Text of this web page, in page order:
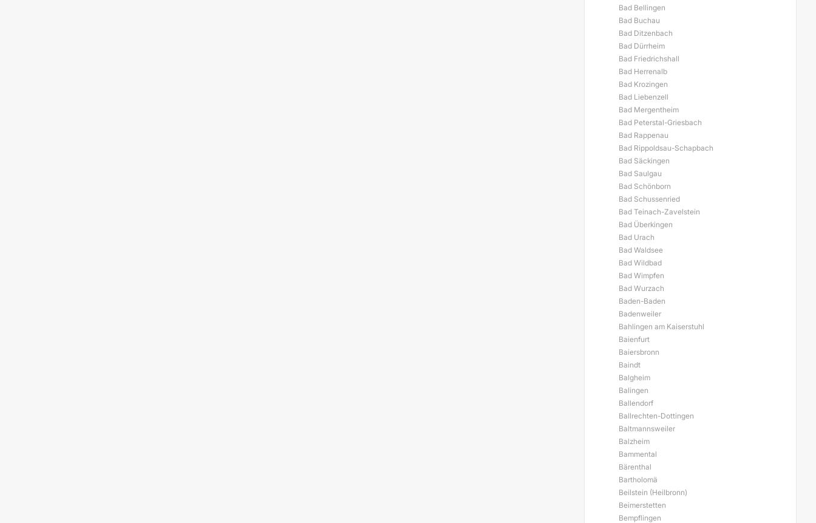
Bad Bellingen
Bad Buchau
Bad Ditzenbach
Bad Dürrheim
Bad Friedrichshall
Bad Herrenalb
Bad Krozingen
Bad Liebenzell
Bad Mergentheim
Bad Peterstal-Griesbach
Bad Rappenau
Bad Rippoldsau-Schapbach
Bad Säckingen
Bad Saulgau
Bad Schönborn
Bad Schussenried
Bad Teinach-Zavelstein
Bad Überkingen
Bad Urach
Bad Waldsee
Bad Wildbad
Bad Wimpfen
Bad Wurzach
Baden-Baden
Badenweiler
Bahlingen am Kaiserstuhl
Baienfurt
Baiersbronn
Baindt
Balgheim
Balingen
Ballendorf
Ballrechten-Dottingen
Baltmannsweiler
Balzheim
Bammental
Bärenthal
Bartholomä
Beilstein (Heilbronn)
Beimerstetten
Bempflingen